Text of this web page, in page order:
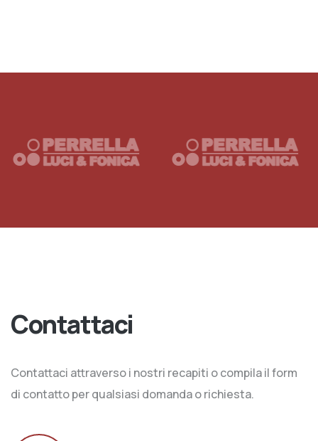
Contattaci
Contattaci attraverso i nostri recapiti o compila il form
di contatto per qualsiasi domanda o richiesta.